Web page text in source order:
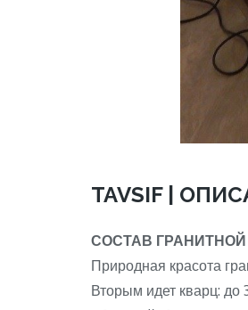
TAVSIF |
СОСТАВ
Природная красота
Вторым идет кварц: до